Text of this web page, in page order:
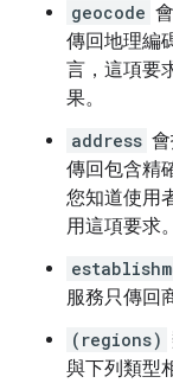
geocode
傳回地理編
言，這項要
果。
address
傳回包含精
您知道使用
用這項要求。
服務只傳回
(regions)
與下列類型